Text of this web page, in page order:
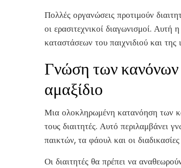
Πολλές οργανώσεις προτιμούν
οι ερασιτεχνικοί διαγωνισμοί.
καταστάσεων του παιχνιδιού και
Γνώση των κανόνων
αμαξίδιο
Μια ολοκληρωμένη κατανόηση των
τους διαιτητές. Αυτό περιλαμβάνει
παικτών, τα φάουλ και οι
Οι διαιτητές θα πρέπει να